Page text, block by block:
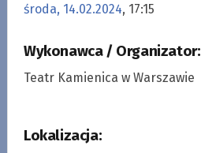
środa, 14.02.2024, 17:15
Wykonawca / Organizator:
Teatr Kamienica w Warszawie
Lokalizacja: